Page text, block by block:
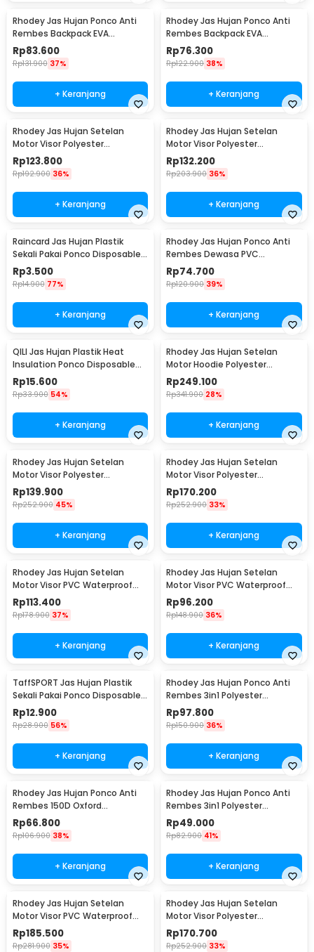
Rhodey Jas Hujan Ponco Anti
Rembes Backpack EVA
Waterproof Raincoat XL - FY-30
Rp83.600
Rp131.900 37%
+ Keranjang
Rhodey Jas Hujan Ponco Anti
Rembes Backpack EVA
Waterproof Raincoat L - FY-30
Rp76.300
Rp122.900 38%
+ Keranjang
Rhodey Jas Hujan Setelan
Motor Visor Polyester
Waterproof Raincoat XL - ZY-
75
Rp123.800
Rp192.900 36%
+ Keranjang
Rhodey Jas Hujan Setelan
Motor Visor Polyester
Waterproof Raincoat XXXL -
ZY-75
Rp132.200
Rp203.900 36%
+ Keranjang
Raincard Jas Hujan Plastik
Sekali Pakai Ponco Disposable
Raincoat - FY-04
Rp3.500
Rp14.900 77%
+ Keranjang
Rhodey Jas Hujan Ponco Anti
Rembes Dewasa PVC
Waterproof Raincoat - PY-50
Rp74.700
Rp120.900 39%
+ Keranjang
QILI Jas Hujan Plastik Heat
Insulation Ponco Disposable
Raincoat - PY-10
Rp15.600
Rp33.900 54%
+ Keranjang
Rhodey Jas Hujan Setelan
Motor Hoodie Polyester
Waterproof Raincoat L - ZY-15
Rp249.100
Rp341.900 28%
+ Keranjang
Rhodey Jas Hujan Setelan
Motor Visor Polyester
Waterproof Raincoat XL - ZY-81
Rp139.900
Rp252.900 45%
+ Keranjang
Rhodey Jas Hujan Setelan
Motor Visor Polyester
Waterproof Raincoat L - ZY-81
Rp170.200
Rp252.900 33%
+ Keranjang
Rhodey Jas Hujan Setelan
Motor Visor PVC Waterproof
Raincoat L - ZY-74
Rp113.400
Rp178.900 37%
+ Keranjang
Rhodey Jas Hujan Setelan
Motor Visor PVC Waterproof
Raincoat M - ZY-74
Rp96.200
Rp148.900 36%
+ Keranjang
TaffSPORT Jas Hujan Plastik
Sekali Pakai Ponco Disposable
Raincoat - PY-62
Rp12.900
Rp28.900 56%
+ Keranjang
Rhodey Jas Hujan Ponco Anti
Rembes 3in1 Polyester
Waterproof Raincoat - PY-30
Rp97.800
Rp150.900 36%
+ Keranjang
Rhodey Jas Hujan Ponco Anti
Rembes 150D Oxford
Waterproof Raincoat Size M -
PY-45
Rp66.800
Rp106.900 38%
+ Keranjang
Rhodey Jas Hujan Ponco Anti
Rembes 3in1 Polyester
Waterproof Raincoat - PY-31
Rp49.000
Rp82.900 41%
+ Keranjang
Rhodey Jas Hujan Setelan
Motor Visor PVC Waterproof
Raincoat L - ZY-12
Rp185.500
Rp281.900 35%
Rhodey Jas Hujan Setelan
Motor Visor Polyester
Waterproof Raincoat XXL - ZY-
81
Rp170.700
Rp252.900 33%